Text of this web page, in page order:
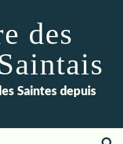
des
Saintes depuis